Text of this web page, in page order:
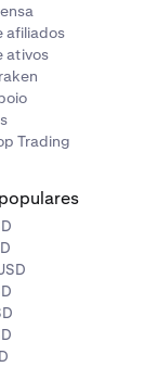
no botão
carteira
afiliados
ativos
Trading